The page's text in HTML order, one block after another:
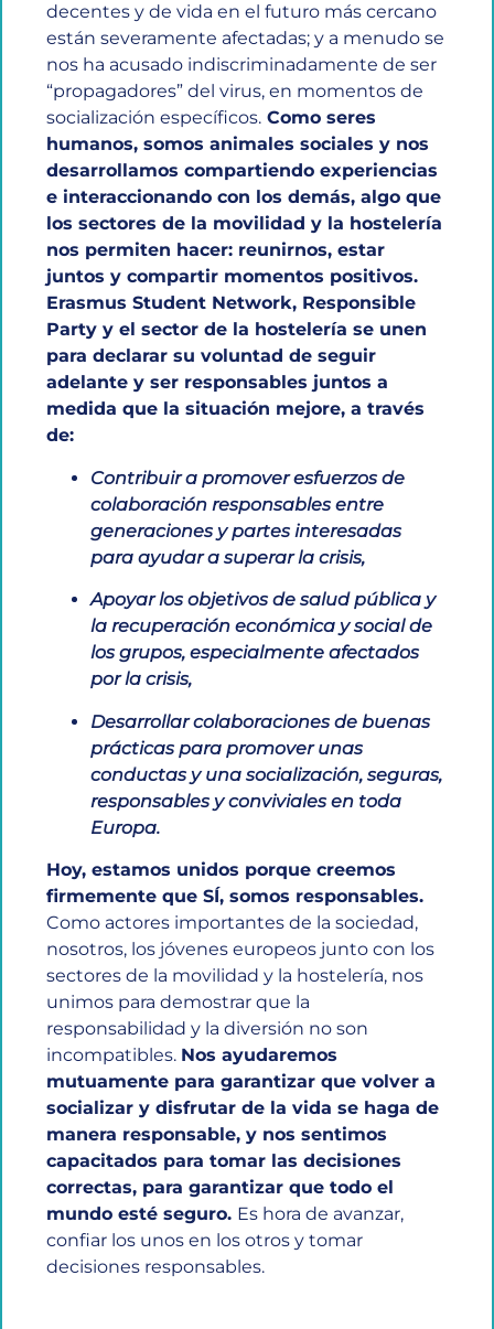
decentes y de vida en el futuro más cercano
están severamente afectadas; y a menudo se
nos ha acusado indiscriminadamente de ser
“propagadores” del virus, en momentos de
socialización específicos. Como seres
humanos, somos animales sociales y nos
desarrollamos compartiendo experiencias
e interaccionando con los demás, algo que
los sectores de la movilidad y la hostelería
nos permiten hacer: reunirnos, estar
juntos y compartir momentos positivos.
Erasmus Student Network, Responsible
Party y el sector de la hostelería se unen
para declarar su voluntad de seguir
adelante y ser responsables juntos a
medida que la situación mejore, a través
de:
Contribuir a promover esfuerzos de
colaboración responsables entre
generaciones y partes interesadas
para ayudar a superar la crisis,
Apoyar los objetivos de salud pública y
la recuperación económica y social de
los grupos, especialmente afectados
por la crisis,
Desarrollar colaboraciones de buenas
prácticas para promover unas
conductas y una socialización, seguras,
responsables y conviviales en toda
Europa.
Hoy, estamos unidos porque creemos
firmemente que SÍ, somos responsables.
Como actores importantes de la sociedad,
nosotros, los jóvenes europeos junto con los
sectores de la movilidad y la hostelería, nos
unimos para demostrar que la
responsabilidad y la diversión no son
incompatibles. Nos ayudaremos
mutuamente para garantizar que volver a
socializar y disfrutar de la vida se haga de
manera responsable, y nos sentimos
capacitados para tomar las decisiones
correctas, para garantizar que todo el
mundo esté seguro. Es hora de avanzar,
confiar los unos en los otros y tomar
decisiones responsables.